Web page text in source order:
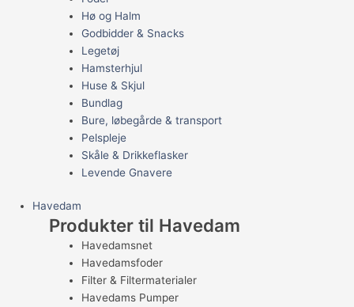
Hø og Halm
Godbidder & Snacks
Legetøj
Hamsterhjul
Huse & Skjul
Bundlag
Bure, løbegårde & transport
Pelspleje
Skåle & Drikkeflasker
Levende Gnavere
Havedam
Produkter til Havedam
Havedamsnet
Havedamsfoder
Filter & Filtermaterialer
Havedams Pumper